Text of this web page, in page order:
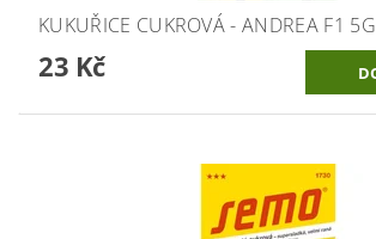
KUKUŘICE CUKROVÁ - ANDREA F1 5G
23 Kč